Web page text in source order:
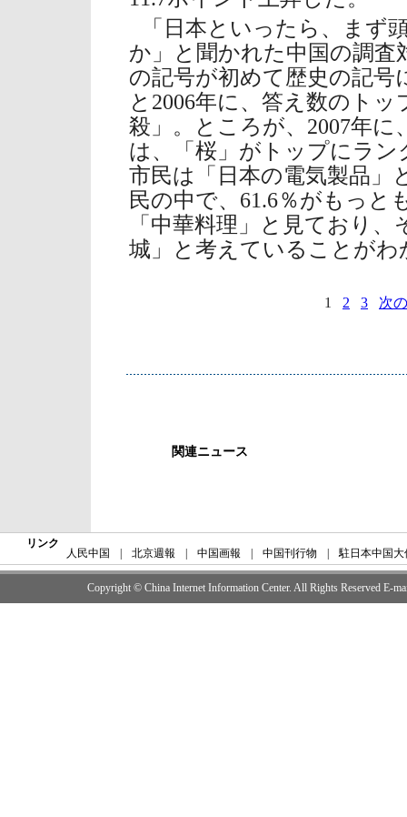
「日本といったら、まず
か」と聞かれた中国の調査
の記号が初めて歴史の記号
と2006年に、答え数のト
殺」。ところが、2007年
は、「桜」がトップにラン
市民は「日本の電気製品」
民の中で、61.6％がもっと
「中華料理」と見ており
城」と考えていることがわ
1 2 3 次
関連ニュース
リンク
人民中国 北京週報 中国画報 中国刊行物 駐日本中国大
Copyright © China Internet Information Center. All Rights Reserved E-